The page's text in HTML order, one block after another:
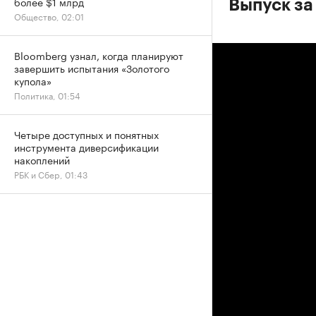
Выпуск
Общество, 02:01
Bloomberg узнал, когда планируют
завершить испытания «Золотого
купола»
Политика, 01:54
Четыре доступных и понятных
инструмента диверсификации
накоплений
РБК и Сбер, 01:43